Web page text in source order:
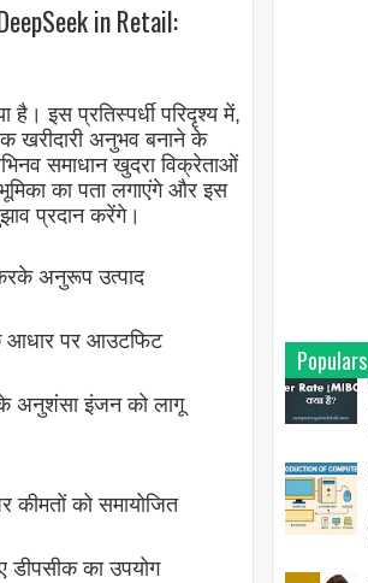
in Retail:
इस प्रतिस्पर्धी परिदृश्य में,
खरीदारी अनुभव बनाने के
समाधान खुदरा विक्रेताओं
का पता लगाएंगे और इस
प्रदान करेंगे।
अनुरूप उत्पाद
आधार पर आउटफिट
अनुशंसा इंजन को लागू
कीमतों को समायोजित
डीपसीक का उपयोग
Populars